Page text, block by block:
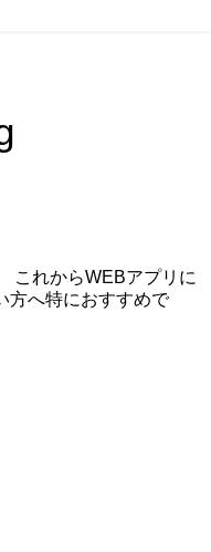
これからWEBアプリに
方へ特におすすめで